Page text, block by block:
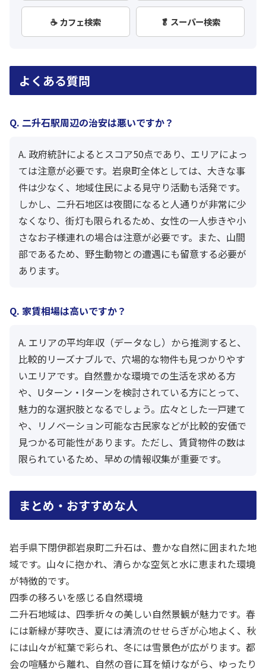
☕ カフェ検索 🥬 スーパー検索
よくある質問
Q. 二升石駅周辺の治安は悪いですか？
A. 政府統計によるとスコア50点であり、エリアによっ
ては注意が必要です。岩泉町全体としては、大きな事
件は少なく、地域住民による見守り活動も活発です。
しかし、二升石地区は夜間になると人通りが非常に少
なくなり、街灯も限られるため、女性の一人歩きや小
さなお子様連れの場合は注意が必要です。また、山間
部であるため、野生動物との遭遇にも留意する必要が
あります。
Q. 家賃相場は高いですか？
A. エリアの平均年収（データなし）から推測すると、
比較的リーズナブルで、穴場的な物件も見つかりやす
いエリアです。自然豊かな環境での生活を求める方
や、Uターン・Iターンを検討されている方にとって、
魅力的な選択肢となるでしょう。広々とした一戸建て
や、リノベーション可能な古民家などが比較的安価で
見つかる可能性があります。ただし、賃貸物件の数は
限られているため、早めの情報収集が重要です。
まとめ・おすすめな人
岩手県下閉伊郡岩泉町二升石は、豊かな自然に囲まれた地
域です。山々に抱かれ、清らかな空気と水に恵まれた環境
が特徴的です。
四季の移ろいを感じる自然環境
二升石地域は、四季折々の美しい自然景観が魅力です。春
には新緑が芽吹き、夏には清流のせせらぎが心地よく、秋
には山々が紅葉で彩られ、冬には雪景色が広がります。都
会の喧騒から離れ、自然の音に耳を傾けながら、ゆったり